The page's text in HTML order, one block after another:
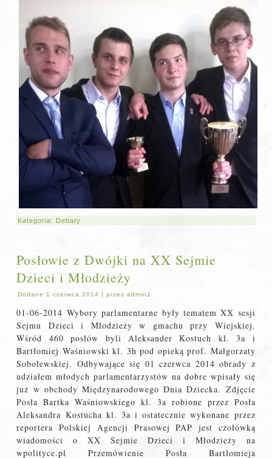
Kategoria: Debaty
Posłowie z Dwójki na XX Sejmie
Dzieci i Młodzieży
Dodane 1 czerwca 2014 |przez admin2
01-06-2014 Wybory parlamentarne były tematem XX sesji
Sejmu Dzieci i Młodzieży w gmachu przy Wiejskiej.
Wśród 460 posłów byli Aleksander Kostuch kl. 3a i
Bartłomiej Waśniowski kl. 3h pod opieką prof. Małgorzaty
Sobolewskiej. Odbywające się 01 czerwca 2014 obrady z
udziałem młodych parlamentarzystów na dobre wpisały się
już w obchody Międzynarodowego Dnia Dziecka. Zdjęcie
Posła Bartka Waśniowskiego kl. 3a robione przez Posła
Aleksandra Kostucha kl. 3a i ostatecznie wykonane przez
reportera Polskiej Agencji Prasowej PAP jest czołówką
wiadomości o XX Sejmie Dzieci i Młodzieży na
wpolityce.pl Przemówienie Posła Bartłomieja